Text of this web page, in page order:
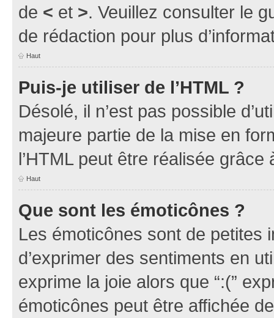
de < et >. Veuillez consulter le
de rédaction pour plus
Haut
Puis-je utiliser de l’HTML ?
Désolé, il n’est pas possible
majeure partie de la mise en
l’HTML peut être réalisée grâce
Haut
Que sont les émoticônes ?
Les émoticônes sont de petites
d’exprimer des sentiments en
exprime la joie alors que “:(”
émoticônes peut être affichée